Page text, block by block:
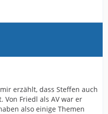
erzählt, dass Steffen auch
Von Friedl als AV war er
also einige Themen